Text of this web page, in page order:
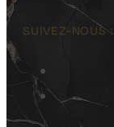
SUIVEZ-NOUS :